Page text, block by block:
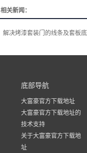
相关新闻：
解决烤漆套装门的线条及套板
底部导航
大富豪官方下载地址
大富豪官方下载地址的
技术支持
关于大富豪官方下载地
址